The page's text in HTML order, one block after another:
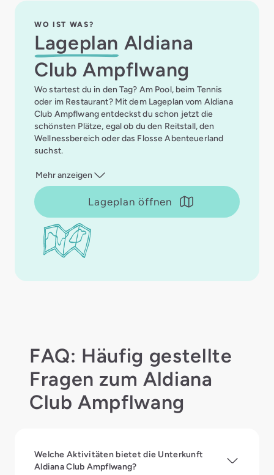
WO IST WAS?
Lageplan Aldiana
Club Ampflwang
Wo startest du in den Tag? Am Pool, beim Tennis
oder im Restaurant? Mit dem Lageplan vom Aldiana
Club Ampflwang entdeckst du schon jetzt die
schönsten Plätze, egal ob du den Reitstall, den
Wellnessbereich oder das Flosse Abenteuerland
suchst.
Mehr anzeigen
Lageplan öffnen
FAQ: Häufig gestellte
Fragen zum Aldiana
Club Ampflwang
Welche Aktivitäten bietet die Unterkunft
Aldiana Club Ampflwang?